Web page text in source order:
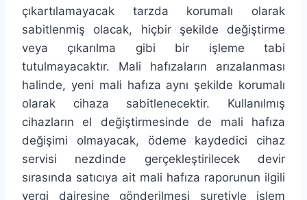
çıkartılamayacak tarzda korumalı olarak
sabitlenmiş olacak, hiçbir şekilde değiştirme
veya çıkarılma gibi bir işleme tabi
tutulmayacaktır. Mali hafızaların arızalanması
halinde, yeni mali hafıza aynı şekilde korumalı
olarak cihaza sabitlenecektir. Kullanılmış
cihazların el değiştirmesinde de mali hafıza
değişimi olmayacak, ödeme kaydedici cihaz
servisi nezdinde gerçekleştirilecek devir
sırasında satıcıya ait mali hafıza raporunun ilgili
vergi dairesine gönderilmesi suretiyle işlem